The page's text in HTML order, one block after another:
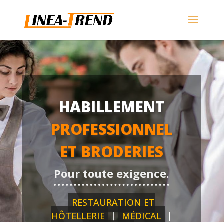
HABILLEMENT
PROFESSIONNEL
ET BRODERIES
Pour toute exigence.
RESTAURATION ET
HÔTELLERIE | MÉDICAL
|